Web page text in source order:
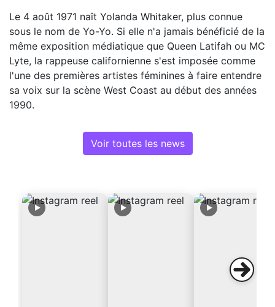
Le 4 août 1971 naît Yolanda Whitaker, plus connue
sous le nom de Yo-Yo. Si elle n'a jamais bénéficié de la
même exposition médiatique que Queen Latifah ou MC
Lyte, la rappeuse californienne s'est imposée comme
l'une des premières artistes féminines à faire entendre
sa voix sur la scène West Coast au début des années
1990.
Voir toutes les news